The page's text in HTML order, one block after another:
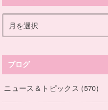
ブログ
ニュース＆トピックス (570)